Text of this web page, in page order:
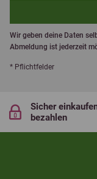
Wir geben deine Daten
Abmeldung ist jederzeit
* Pflichtfelder
Sicher
bezahlen